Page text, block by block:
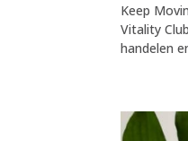
Keep
Vitality
handelen